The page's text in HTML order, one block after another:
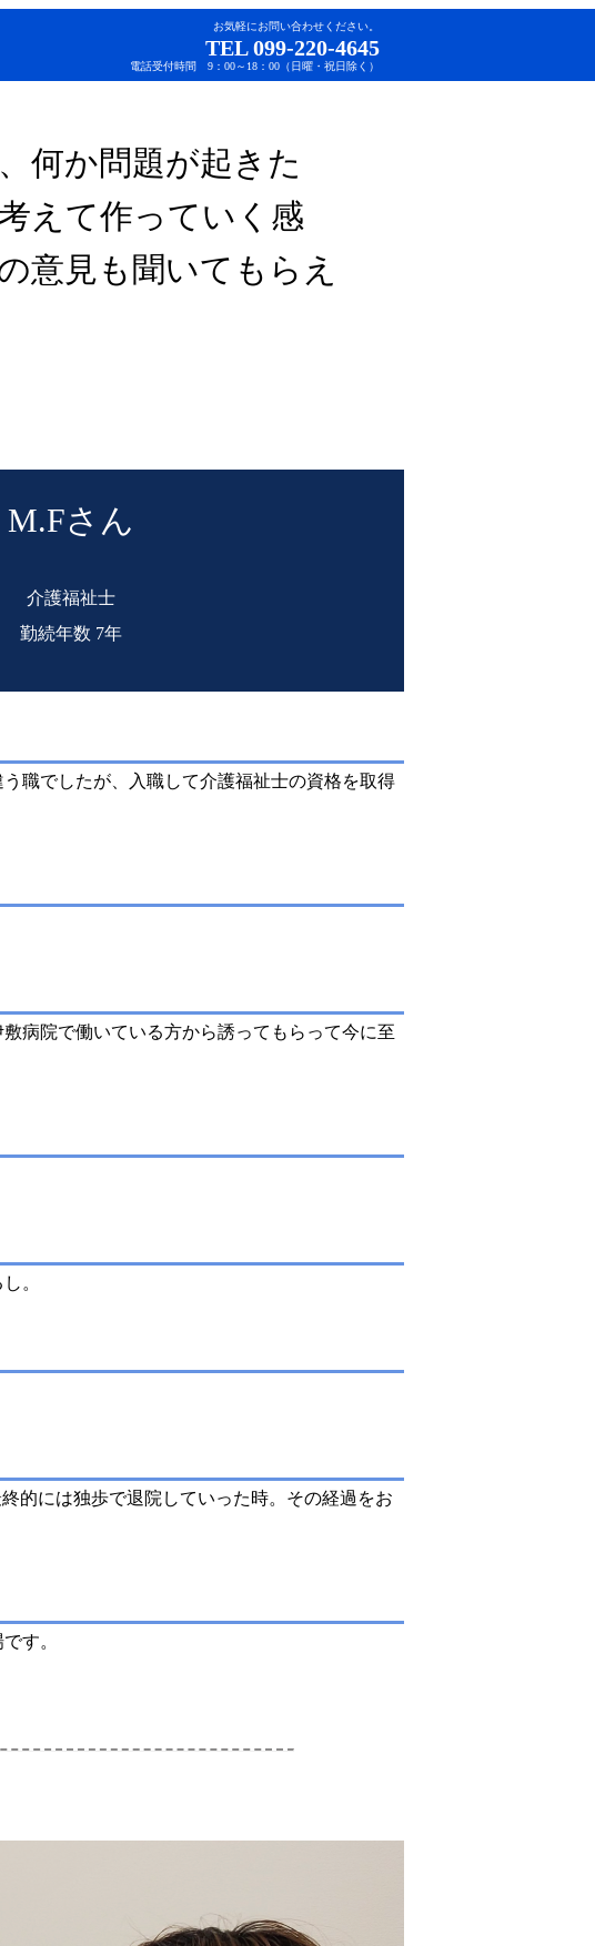
お気軽にお問い合わせください。
TEL 099-220-4645
電話受付時間 9：00～18：00（日曜・祝日除く）
何か問題が起きた
えて作っていく感
意見も聞いてもらえ
M.Fさん
介護福祉士
勤続年数 7年
職でしたが、入職して介護福祉士の資格を取得
病院で働いている方から誘ってもらって今に至
。
的には独歩で退院していった時。その経過をお
す。